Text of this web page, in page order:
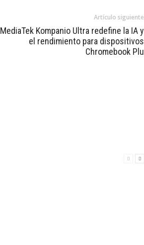
Artículo siguiente
MediaTek Kompanio Ultra redefine la IA y
el rendimiento para dispositivos
Chromebook Plu